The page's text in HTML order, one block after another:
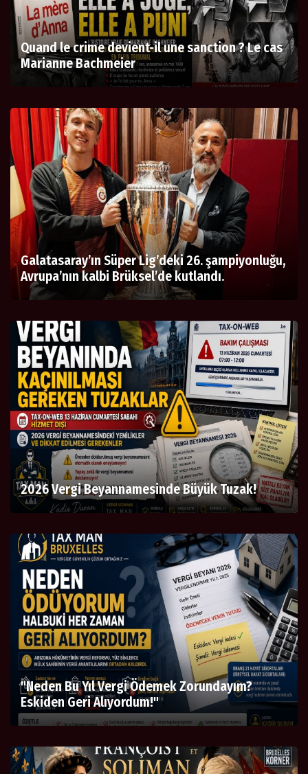
Quand le crime devient-il une sanction ? Le cas
Marianne Bachmeier
Galatasaray’ın Süper Lig’deki 26. şampiyonluğu,
Avrupa’nın kalbi Brüksel’de kutlandı.
2026 Vergi Beyannamesinde Büyük Tuzak!
"Neden Bu Yıl Vergi Ödemek Zorundayım?
Eskiden Geri Alıyordum!"